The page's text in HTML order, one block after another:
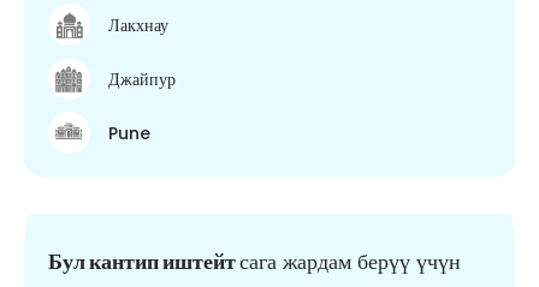
Лакхнау
Джайпур
Pune
Бул кантип иштейтсага жардам берүү үчүн